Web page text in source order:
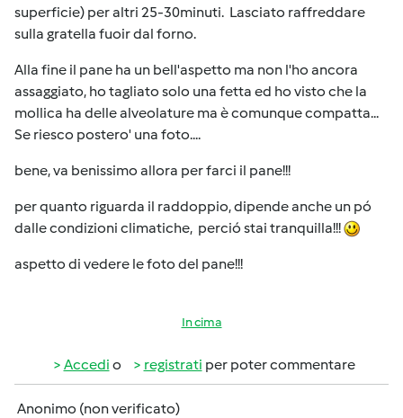
superficie) per altri 25-30minuti. Lasciato raffreddare
sulla gratella fuoir dal forno.
Alla fine il pane ha un bell'aspetto ma non l'ho ancora
assaggiato, ho tagliato solo una fetta ed ho visto che la
mollica ha delle alveolature ma è comunque compatta...
Se riesco postero' una foto....
bene, va benissimo allora per farci il pane!!!
per quanto riguarda il raddoppio, dipende anche un pó
dalle condizioni climatiche, perció stai tranquilla!!!
aspetto di vedere le foto del pane!!!
In cima
Accedi o registrati per poter commentare
Anonimo (non verificato)